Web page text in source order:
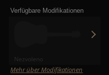
Verfügbare Modifikationen
Nezvoleno
Mehr über Modifikationen